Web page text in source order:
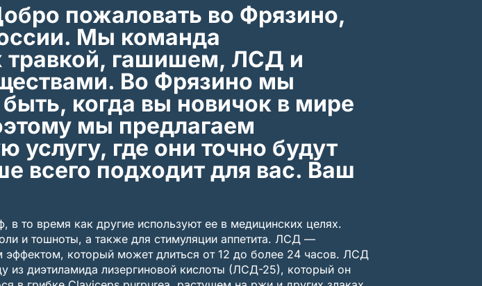
пожаловать во Фрязино,
Мы команда
травкой, гашишем, ЛСД и
Во Фрязино мы
когда вы новичок в мире
мы предлагаем
услугу, где они точно будут
всего подходит для вас. Ваш
то время как другие используют ее в медицинских целях.
и тошноты, а также для стимуляции аппетита. ЛСД —
эффектом, который может длиться от 12 до более 24 часов. ЛСД
из диэтиламида лизергиновой кислоты (ЛСД-25), который он